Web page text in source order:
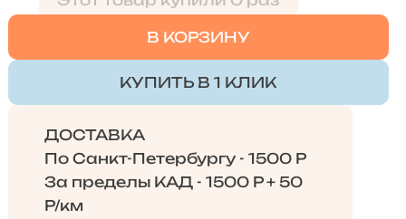
В КОРЗИНУ
КУПИТЬ В 1 КЛИК
ДОСТАВКА
По Санкт-Петербургу - 1500 Р
За пределы КАД - 1500 Р + 50
Р/км